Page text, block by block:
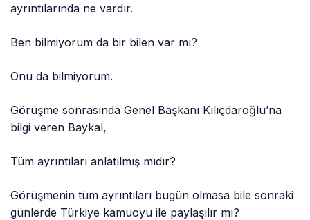
ayrıntılarında ne vardır.
Ben bilmiyorum da bir bilen var mı?
Onu da bilmiyorum.
Görüşme sonrasında Genel Başkanı Kılıçdaroğlu’na
bilgi veren Baykal,
Tüm ayrıntıları anlatılmış mıdır?
Görüşmenin tüm ayrıntıları bugün olmasa bile sonraki
günlerde Türkiye kamuoyu ile paylaşılır mı?